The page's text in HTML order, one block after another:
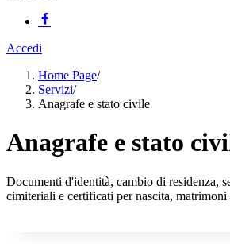
Accedi
Home Page/
Servizi/
Anagrafe e stato civile
Anagrafe e stato
Documenti d'identità, cambio di residenza,
cimiteriali e certificati per nascita,